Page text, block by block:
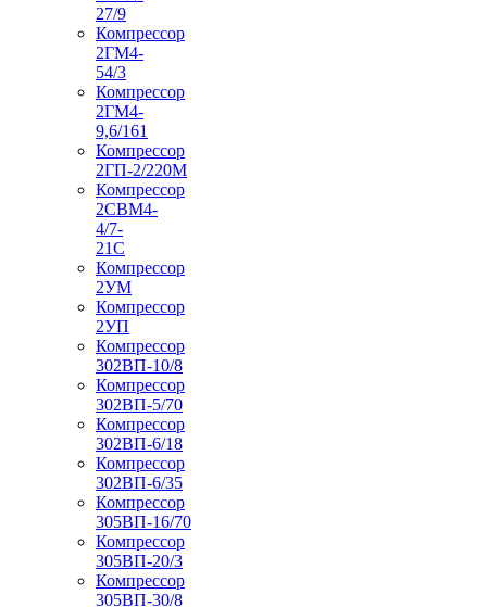
27/9
Компрессор
2ГМ4-
54/3
Компрессор
2ГМ4-
9,6/161
Компрессор
2ГП-2/220М
Компрессор
2СВМ4-
4/7-
21С
Компрессор
2УМ
Компрессор
2УП
Компрессор
302ВП-10/8
Компрессор
302ВП-5/70
Компрессор
302ВП-6/18
Компрессор
302ВП-6/35
Компрессор
305ВП-16/70
Компрессор
305ВП-20/3
Компрессор
305ВП-30/8